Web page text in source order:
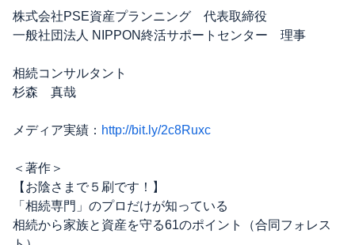
株式会社PSE資産プランニング 代表取締役
一般社団法人 NIPPON終活サポートセンター 理事
相続コンサルタント
杉森 真哉
メディア実績： http://bit.ly/2c8Ruxc
＜著作＞
【お陰さまで５刷です！】
「相続専門」のプロだけが知っている
相続から家族と資産を守る61のポイント（合同フォレス